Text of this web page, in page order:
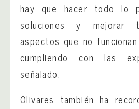
hay que hacer todo lo
soluciones y mejorar
aspectos que no
cumpliendo con las
señalado.
Olivares también ha